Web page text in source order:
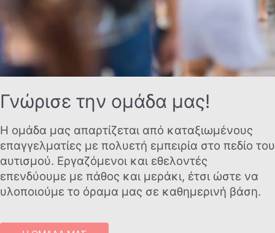
Γνώρισε την ομάδα μας!
Η ομάδα μας απαρτίζεται από καταξιωμένους
επαγγελματίες με πολυετή εμπειρία στο πεδίο του
αυτισμού. Εργαζόμενοι και εθελοντές
επενδύουμε με πάθος και μεράκι, έτσι ώστε να
υλοποιούμε το όραμα μας σε καθημερινή βάση.